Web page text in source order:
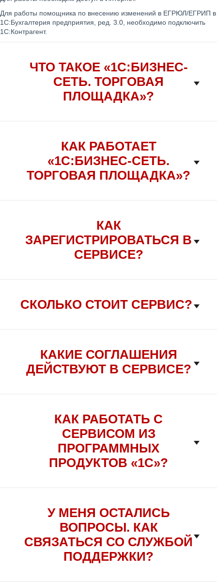
Для работы помощника по внесению изменений в ЕГРЮЛ/ЕГРИП в
1С:Бухгалтерия предприятия, ред. 3.0, необходимо подключить
1С:Контрагент.
ЧТО ТАКОЕ «1С:БИЗНЕС-
СЕТЬ. ТОРГОВАЯ
ПЛОЩАДКА»?
КАК РАБОТАЕТ
«1С:БИЗНЕС-СЕТЬ.
ТОРГОВАЯ ПЛОЩАДКА»?
КАК
ЗАРЕГИСТРИРОВАТЬСЯ В
СЕРВИСЕ?
СКОЛЬКО СТОИТ СЕРВИС?
КАКИЕ СОГЛАШЕНИЯ
ДЕЙСТВУЮТ В СЕРВИСЕ?
КАК РАБОТАТЬ С
СЕРВИСОМ ИЗ
ПРОГРАММНЫХ
ПРОДУКТОВ «1С»?
У МЕНЯ ОСТАЛИСЬ
ВОПРОСЫ. КАК
СВЯЗАТЬСЯ СО СЛУЖБОЙ
ПОДДЕРЖКИ?